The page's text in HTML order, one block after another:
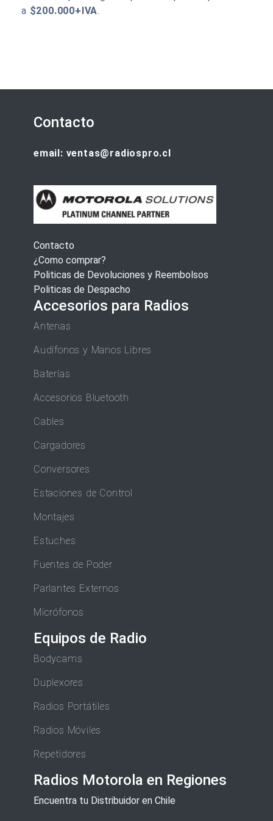
a $200.000+IVA.
Contacto
email: ventas@radiospro.cl
Contacto
¿Como comprar?
Politicas de Devoluciones y Reembolsos
Politicas de Despacho
Accesorios para Radios
Antenas
Audífonos y Manos Libres
Baterías
Accesorios Bluetooth
Cables
Cargadores
Conversores
Estaciones de Control
Montajes
Estuches
Fuentes de Poder
Parlantes Externos
Micrófonos
Equipos de Radio
Bodycams
Duplexores
Radios Portátiles
Radios Móviles
Repetidores
Radios Motorola en Regiones
Encuentra tu Distribuidor en Chile